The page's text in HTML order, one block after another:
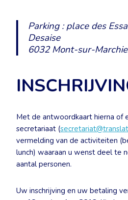
Parking : place des
Desaise
6032 Mont-sur-
Met de antwoordkaart hierna of
secretariaat (
vermelding van de activiteiten
lunch) waaraan u wenst deel te
aantal personen.
Uw inschrijving en uw betaling